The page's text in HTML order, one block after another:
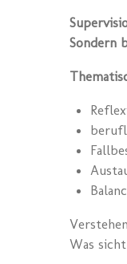
Sondern
Was